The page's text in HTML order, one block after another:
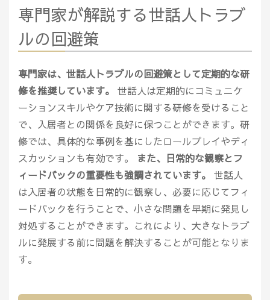
専門家が解説する世話人トラブ
ルの回避策
専門家は、世話人トラブルの回避策として定期的な研
修を推奨しています。
世話人は定期的にコミュニケ
ーションスキルやケア技術に関する研修を受けること
で、入居者との関係を良好に保つことができます。研
修では、具体的な事例を基にしたロールプレイやディ
スカッションも有効です。 また、日常的な観察とフ
ィードバックの重要性も強調されています。
世話人
は入居者の状態を日常的に観察し、必要に応じてフィ
ードバックを行うことで、小さな問題を早期に発見し
対処することができます。これにより、大きなトラブ
ルに発展する前に問題を解決することが可能となりま
す。